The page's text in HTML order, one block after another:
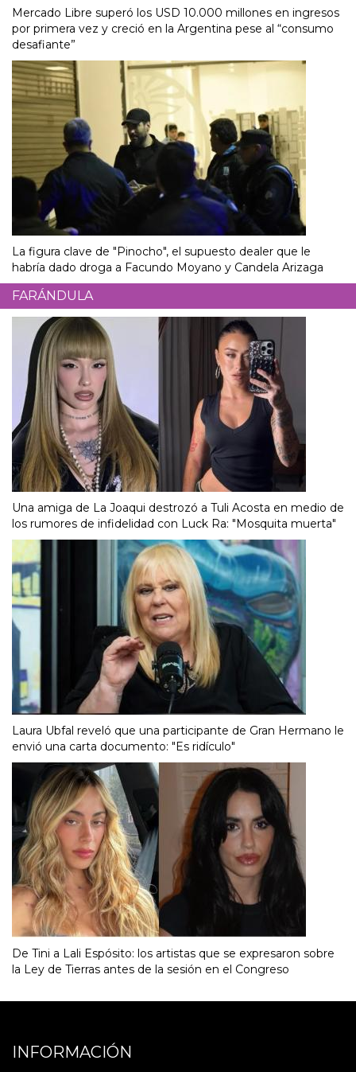
Mercado Libre superó los USD 10.000 millones en ingresos
por primera vez y creció en la Argentina pese al “consumo
desafiante”
La figura clave de "Pinocho", el supuesto dealer que le
habría dado droga a Facundo Moyano y Candela Arizaga
FARÁNDULA
Una amiga de La Joaqui destrozó a Tuli Acosta en medio de
los rumores de infidelidad con Luck Ra: "Mosquita muerta"
Laura Ubfal reveló que una participante de Gran Hermano le
envió una carta documento: "Es ridículo"
De Tini a Lali Espósito: los artistas que se expresaron sobre
la Ley de Tierras antes de la sesión en el Congreso
INFORMACIÓN